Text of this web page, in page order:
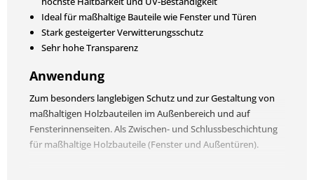
Ideal für maßhaltige Bauteile wie Fenster und Türen
Stark gesteigerter Verwitterungsschutz
Sehr hohe Transparenz
Anwendung
Zum besonders langlebigen Schutz und zur Gestaltung von
maßhaltigen Holzbauteilen im Außenbereich und auf
Fensterinnenseiten. Als Zwischen- und Schlussbeschichtung
für maßhaltige Holzbauteile (Fenster und Außentüren).